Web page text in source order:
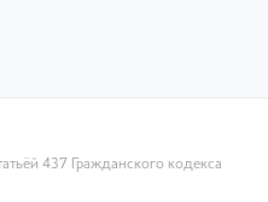
437 Гражданского кодекса